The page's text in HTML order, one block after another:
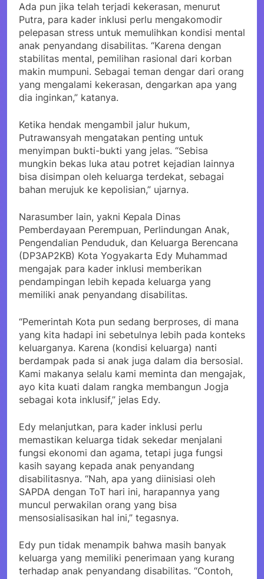
Ada pun jika telah terjadi kekerasan, menurut
Putra, para kader inklusi perlu mengakomodir
pelepasan stress untuk memulihkan kondisi mental
anak penyandang disabilitas. “Karena dengan
stabilitas mental, pemilihan rasional dari korban
makin mumpuni. Sebagai teman dengar dari orang
yang mengalami kekerasan, dengarkan apa yang
dia inginkan,” katanya.
Ketika hendak mengambil jalur hukum,
Putrawansyah mengatakan penting untuk
menyimpan bukti-bukti yang jelas. “Sebisa
mungkin bekas luka atau potret kejadian lainnya
bisa disimpan oleh keluarga terdekat, sebagai
bahan merujuk ke kepolisian,” ujarnya.
Narasumber lain, yakni Kepala Dinas
Pemberdayaan Perempuan, Perlindungan Anak,
Pengendalian Penduduk, dan Keluarga Berencana
(DP3AP2KB) Kota Yogyakarta Edy Muhammad
mengajak para kader inklusi memberikan
pendampingan lebih kepada keluarga yang
memiliki anak penyandang disabilitas.
“Pemerintah Kota pun sedang berproses, di mana
yang kita hadapi ini sebetulnya lebih pada konteks
keluarganya. Karena (kondisi keluarga) nanti
berdampak pada si anak juga dalam dia bersosial.
Kami makanya selalu kami meminta dan mengajak,
ayo kita kuati dalam rangka membangun Jogja
sebagai kota inklusif,” jelas Edy.
Edy melanjutkan, para kader inklusi perlu
memastikan keluarga tidak sekedar menjalani
fungsi ekonomi dan agama, tetapi juga fungsi
kasih sayang kepada anak penyandang
disabilitasnya. “Nah, apa yang diinisiasi oleh
SAPDA dengan ToT hari ini, harapannya yang
muncul perwakilan orang yang bisa
mensosialisasikan hal ini,” tegasnya.
Edy pun tidak menampik bahwa masih banyak
keluarga yang memiliki penerimaan yang kurang
terhadap anak penyandang disabilitas. “Contoh,